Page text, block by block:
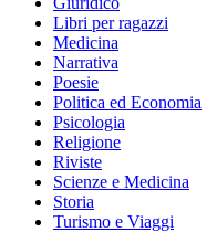
Libri per ragazzi
Medicina
Narrativa
Poesie
Politica ed Economia
Psicologia
Religione
Riviste
Scienze e Medicina
Storia
Turismo e Viaggi